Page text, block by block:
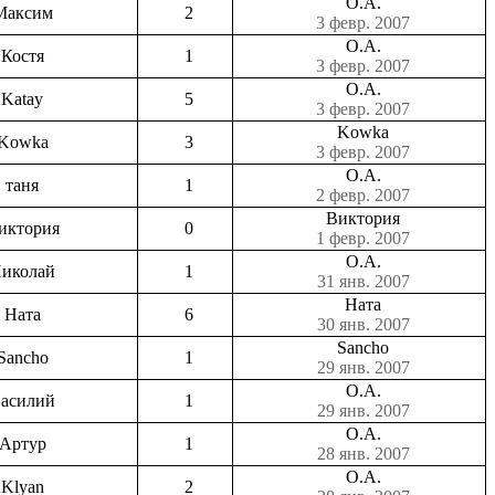
2
3 февр. 2007
Костя 1
О.А.
3 февр. 2007
Katay 5
О.А.
3 февр. 2007
3
Kowka
3 февр. 2007
таня 1
О.А.
2 февр. 2007
0
Виктория
1 февр. 2007
1
О.А.
31 янв. 2007
Ната 6
Ната
30 янв. 2007
1
Sancho
29 янв. 2007
1
О.А.
29 янв. 2007
Артур 1
О.А.
28 янв. 2007
Klyan 2
О.А.